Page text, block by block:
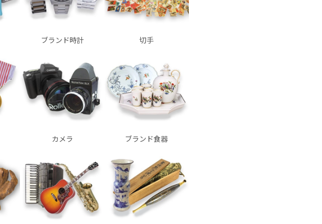
ブランド時計 切手
カメラ ブランド食器